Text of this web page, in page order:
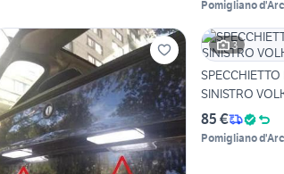
Pomigliano
3
SINISTRO
85 €
Pomigliano